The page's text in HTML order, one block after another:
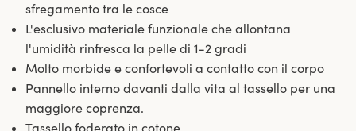
sfregamento tra le cosce
L'esclusivo materiale funzionale che allontana
l'umidità rinfresca la pelle di 1-2 gradi
Molto morbide e confortevoli a contatto con il corpo
Pannello interno davanti dalla vita al tassello per una
maggiore coprenza.
Tassello foderato in cotone